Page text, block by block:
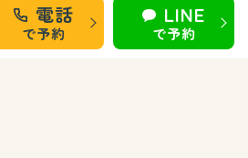
電話
で予約
LINE
で予約
・フットケア部門